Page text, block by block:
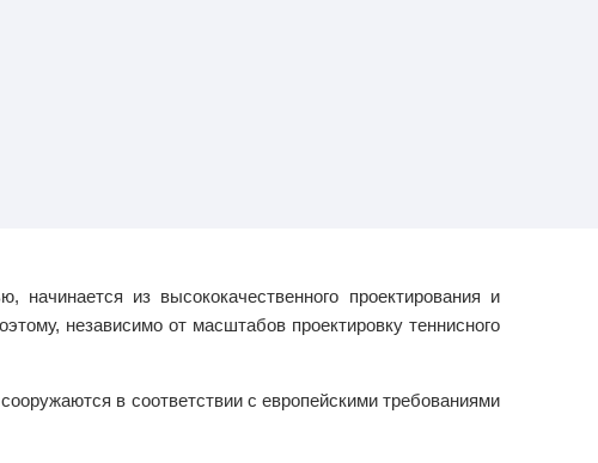
начинается из высококачественного проектирования и
независимо от масштабов проектировку теннисного
в соответствии с европейскими требованиями